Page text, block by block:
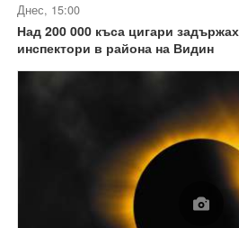
Днес, 15:00
Над 200 000 къса цигари
инспектори в района на Видин